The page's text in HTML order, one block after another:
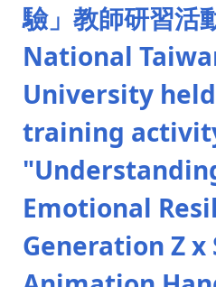
驗」教師研習活
National
University
training
Emotional
Generation Z